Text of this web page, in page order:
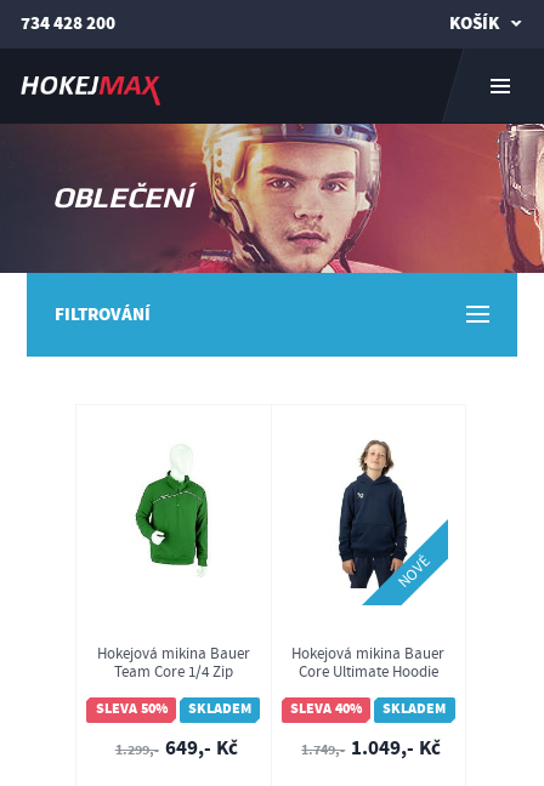
734 428 200 KOŠÍK
OBLEČENÍ
FILTROVÁNÍ
Hokejová mikina Bauer
Team Core 1/4 Zip
(1041030)
SLEVA 50%
SKLADEM
1.299,- 649,- Kč
NOVÉ
Hokejová mikina Bauer
Core Ultimate Hoodie
SLEVA 40%
SKLADEM
1.749,- 1.049,- Kč